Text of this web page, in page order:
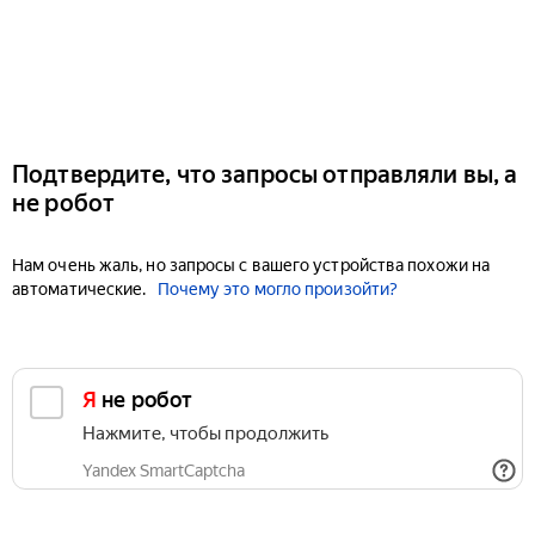
Подтвердите, что запросы отправляли вы, а
не робот
Нам очень жаль, но запросы с вашего устройства похожи на
автоматические.
Почему это могло произойти?
Я не робот
Нажмите, чтобы продолжить
Yandex SmartCaptcha